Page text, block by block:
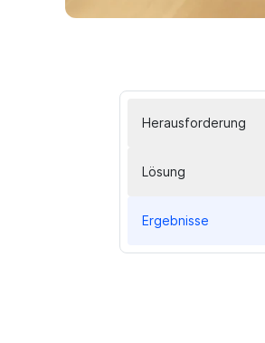
Herausforderung
Lösung
Ergebnisse